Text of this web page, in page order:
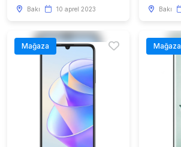
Bakı 10 aprel 2023 Bakı
Mağaza Mağaza